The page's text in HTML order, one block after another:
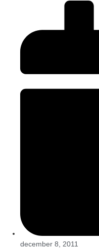
december 8, 2011